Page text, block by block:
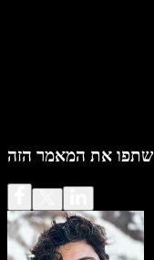
שתפו את המאמר הזה